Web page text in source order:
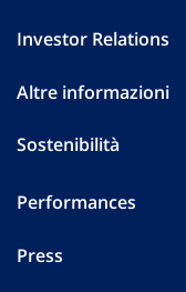
Investor Relations
Altre informazioni
Sostenibilità
Performances
Press